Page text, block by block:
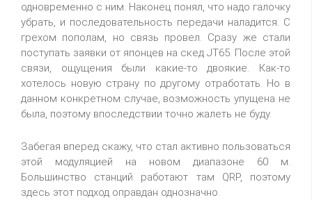
одновременно с ним. Наконец понял, что надо галочку
убрать, и последовательность передачи наладится. С
грехом пополам, но связь провел. Сразу же стали
поступать заявки от японцев на скед JT65. После этой
связи, ощущения были какие-то двоякие. Как-то
хотелось новую страну по другому отработать. Но в
данном конкретном случае, возможность упущена не
была, поэтому впоследствии точно жалеть не буду.
Забегая вперед скажу, что стал активно пользоваться
этой модуляцией на новом диапазоне 60 м.
Большинство станций работают там QRP, поэтому
здесь этот подход оправдан однозначно.